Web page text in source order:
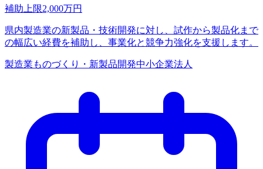
補助上限2,000万円
県内製造業の新製品・技術開発に対し、試作から製品化まで
の幅広い経費を補助し、事業化と競争力強化を支援します。
製造業 ものづくり・新製品開発中小企業法人